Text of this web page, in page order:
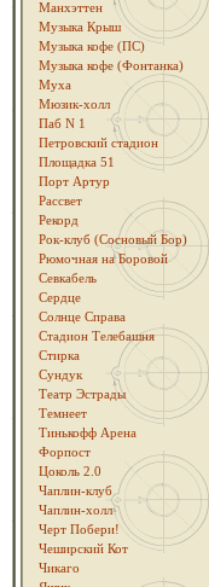
Манхэттен
Музыка Крыш
Музыка кофе (ПС)
Музыка кофе (Фонтанка)
Муха
Мюзик-холл
Паб N 1
Петровский стадион
Площадка 51
Порт Артур
Рассвет
Рекорд
Рок-клуб (Сосновый Бор)
Рюмочная на Боровой
Севкабель
Сердце
Солнце Справа
Стадион Телебашня
Стирка
Сундук
Театр Эстрады
Темнеет
Тинькофф Арена
Форпост
Цоколь 2.0
Чаплин-клуб
Чаплин-холл
Черт Побери!
Чеширский Кот
Чикаго